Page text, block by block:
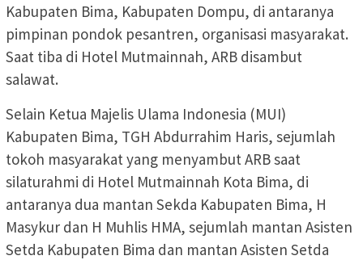
Kabupaten Bima, Kabupaten Dompu, di antaranya
pimpinan pondok pesantren, organisasi masyarakat.
Saat tiba di Hotel Mutmainnah, ARB disambut
salawat.
Selain Ketua Majelis Ulama Indonesia (MUI)
Kabupaten Bima, TGH Abdurrahim Haris, sejumlah
tokoh masyarakat yang menyambut ARB saat
silaturahmi di Hotel Mutmainnah Kota Bima, di
antaranya dua mantan Sekda Kabupaten Bima, H
Masykur dan H Muhlis HMA, sejumlah mantan Asisten
Setda Kabupaten Bima dan mantan Asisten Setda